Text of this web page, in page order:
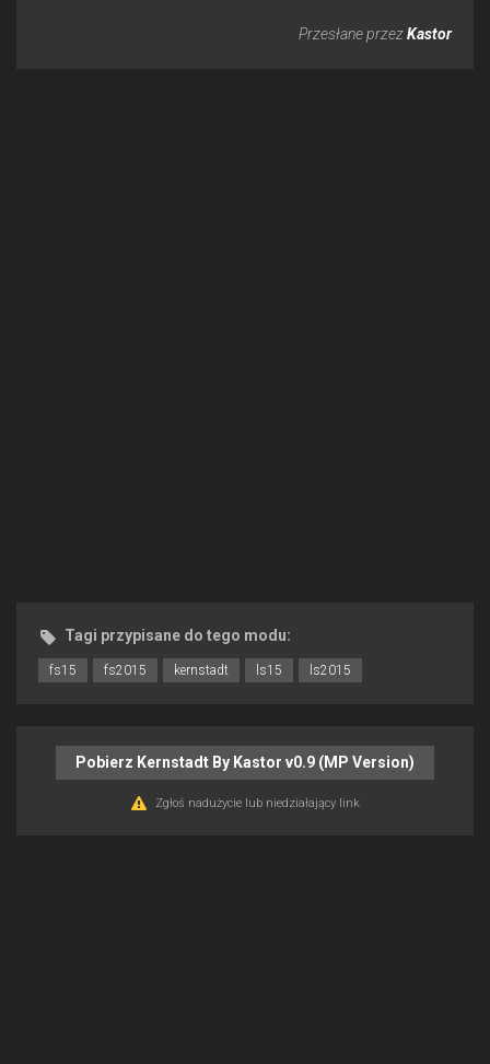
Przesłane przezKastor
Tagi przypisane do tego modu:
fs15 fs2015 kernstadt ls15 ls2015
Pobierz Kernstadt By Kastor v0.9 (MP Version)
Zgłoś nadużycie lub niedziałający link